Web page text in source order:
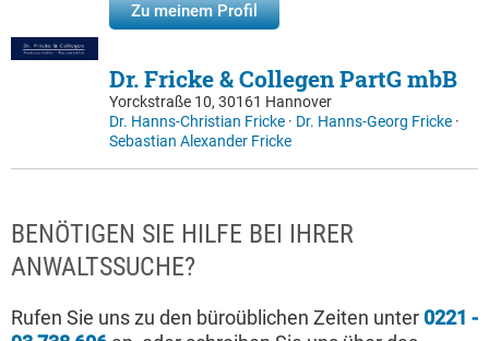
Zu meinem Profil
Dr. Fricke & Collegen PartG mbB
Yorckstraße 10, 30161 Hannover
Dr. Hanns-Christian Fricke · Dr. Hanns-Georg Fricke ·
Sebastian Alexander Fricke
BENÖTIGEN SIE HILFE BEI IHRER
ANWALTSSUCHE?
Rufen Sie uns zu den büroüblichen Zeiten unter 0221 -